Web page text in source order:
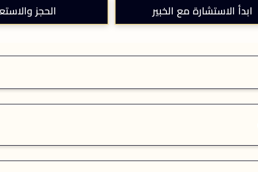
ابدأ الاستشارة مع الخبير الحجز